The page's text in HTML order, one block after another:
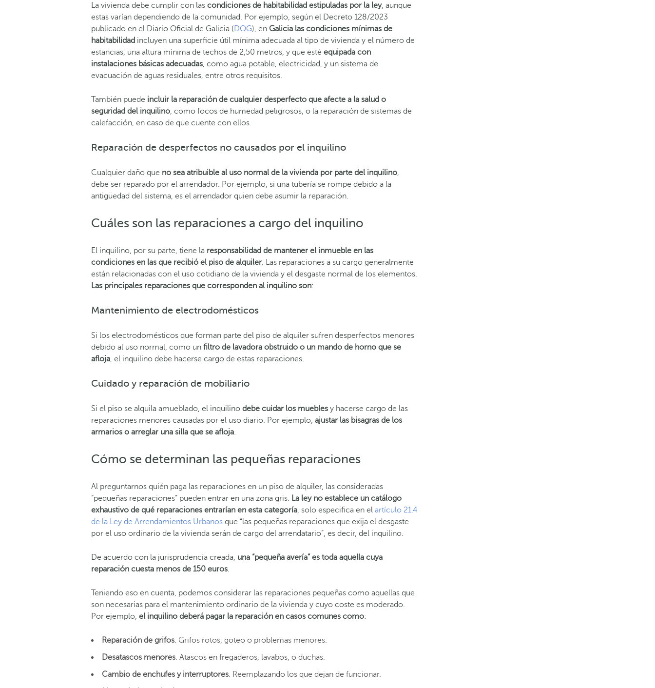
La vivienda debe cumplir con las condiciones de habitabilidad estipuladas por la ley, aunque
estas varían dependiendo de la comunidad. Por ejemplo, según el Decreto 128/2023
publicado en el Diario Oficial de Galicia (DOG), en Galicia las condiciones mínimas de
habitabilidad incluyen una superficie útil mínima adecuada al tipo de vivienda y el número de
estancias, una altura mínima de techos de 2,50 metros, y que esté equipada con
instalaciones básicas adecuadas, como agua potable, electricidad, y un sistema de
evacuación de aguas residuales, entre otros requisitos.
También puede incluir la reparación de cualquier desperfecto que afecte a la salud o
seguridad del inquilino, como focos de humedad peligrosos, o la reparación de sistemas de
calefacción, en caso de que cuente con ellos.
Reparación de desperfectos no causados por el inquilino
Cualquier daño que no sea atribuible al uso normal de la vivienda por parte del inquilino,
debe ser reparado por el arrendador. Por ejemplo, si una tubería se rompe debido a la
antigüedad del sistema, es el arrendador quien debe asumir la reparación.
Cuáles son las reparaciones a cargo del inquilino
El inquilino, por su parte, tiene la responsabilidad de mantener el inmueble en las
condiciones en las que recibió el piso de alquiler. Las reparaciones a su cargo generalmente
están relacionadas con el uso cotidiano de la vivienda y el desgaste normal de los elementos.
Las principales reparaciones que corresponden al inquilino son:
Mantenimiento de electrodomésticos
Si los electrodomésticos que forman parte del piso de alquiler sufren desperfectos menores
debido al uso normal, como un filtro de lavadora obstruido o un mando de horno que se
afloja, el inquilino debe hacerse cargo de estas reparaciones.
Cuidado y reparación de mobiliario
Si el piso se alquila amueblado, el inquilino debe cuidar los muebles y hacerse cargo de las
reparaciones menores causadas por el uso diario. Por ejemplo, ajustar las bisagras de los
armarios o arreglar una silla que se afloja.
Cómo se determinan las pequeñas reparaciones
Al preguntarnos quién paga las reparaciones en un piso de alquiler, las consideradas
“pequeñas reparaciones” pueden entrar en una zona gris. La ley no establece un catálogo
exhaustivo de qué reparaciones entrarían en esta categoría, solo especifica en el artículo 21.4
de la Ley de Arrendamientos Urbanos que “las pequeñas reparaciones que exija el desgaste
por el uso ordinario de la vivienda serán de cargo del arrendatario”, es decir, del inquilino.
De acuerdo con la jurisprudencia creada, una “pequeña avería” es toda aquella cuya
reparación cuesta menos de 150 euros.
Teniendo eso en cuenta, podemos considerar las reparaciones pequeñas como aquellas que
son necesarias para el mantenimiento ordinario de la vivienda y cuyo coste es moderado.
Por ejemplo, el inquilino deberá pagar la reparación en casos comunes como:
Reparación de grifos. Grifos rotos, goteo o problemas menores.
Desatascos menores. Atascos en fregaderos, lavabos, o duchas.
Cambio de enchufes y interruptores. Reemplazando los que dejan de funcionar.